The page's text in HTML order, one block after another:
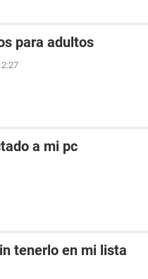
para adultos
a mi pc
tenerlo en mi lista